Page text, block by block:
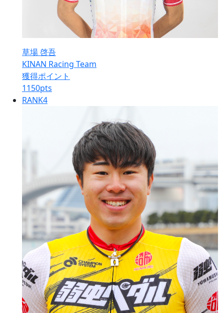
草場 啓吾
KINAN Racing Team
獲得ポイント
1150pts
RANK4